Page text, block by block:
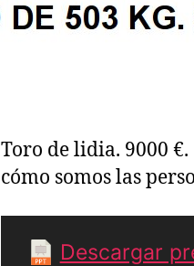
Toro de lidia. 9000
cómo somos las
Descargar